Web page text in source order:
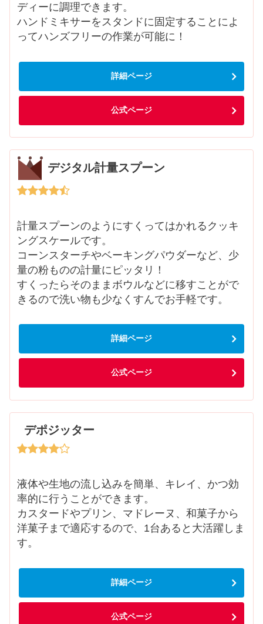
ディーに調理できます。
ハンドミキサーをスタンドに固定することによ
ってハンズフリーの作業が可能に！
詳細ページ
公式ページ
デジタル計量スプーン
計量スプーンのようにすくってはかれるクッキ
ングスケールです。
コーンスターチやベーキングパウダーなど、少
量の粉ものの計量にピッタリ！
すくったらそのままボウルなどに移すことがで
きるので洗い物も少なくすんでお手軽です。
詳細ページ
公式ページ
デポジッター
液体や生地の流し込みを簡単、キレイ、かつ効
率的に行うことができます。
カスタードやプリン、マドレーヌ、和菓子から
洋菓子まで適応するので、1台あると大活躍しま
す。
詳細ページ
公式ページ